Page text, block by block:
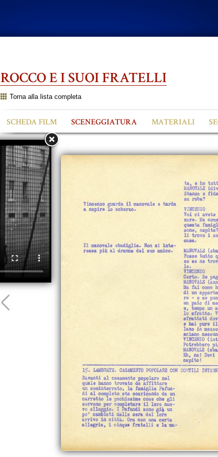
ROCCO E I SUOI FRATELLI
Torna alla lista completa
SCHEDA FILM SCENEGGIATURA MATERIALI
Close
Clip video